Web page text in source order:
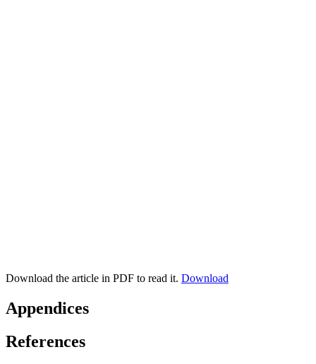
Download the article in PDF to read it. Download
Appendices
References